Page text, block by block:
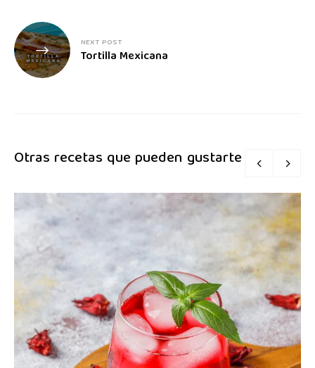
NEXT POST
Tortilla Mexicana
Otras recetas que pueden gustarte